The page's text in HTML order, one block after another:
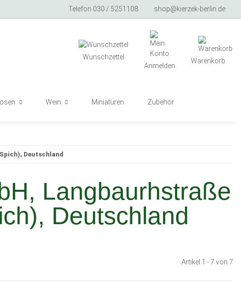
Telefon 030 / 5251108 shop@kierzek-berlin.de
Wunschzettel
Anmelden
Warenkorb
Wein Miniaturen Zubehör
Deutschland
Langbaurhstraße
Deutschland
Artikel 1 - 7 von 7